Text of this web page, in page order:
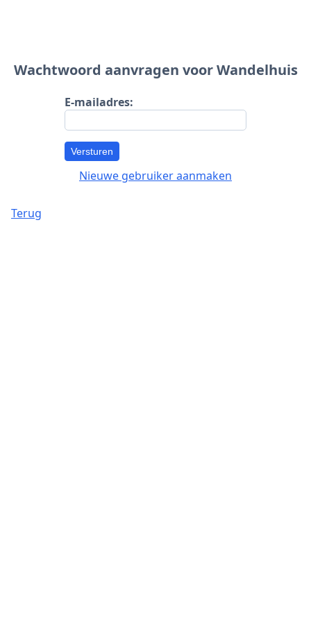
Wachtwoord aanvragen voor Wandelhuis
E-mailadres:
Versturen
Nieuwe gebruiker aanmaken
Terug